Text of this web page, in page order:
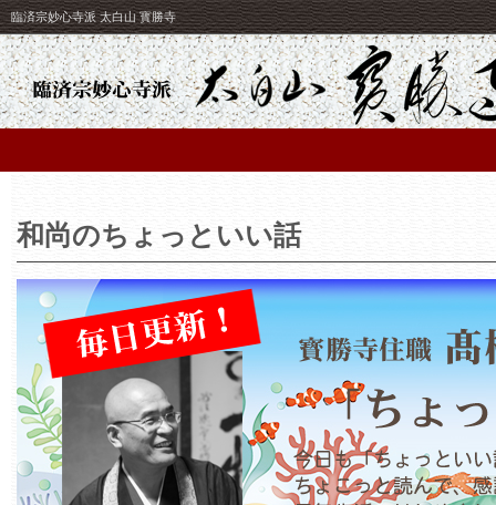
臨済宗妙心寺派 太白山 寳勝寺
和尚のちょっといい話